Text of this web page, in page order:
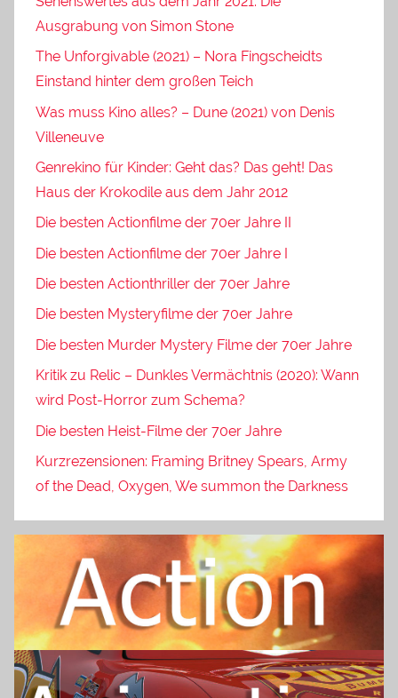
Ausgrabung von Simon Stone
The Unforgivable (2021) – Nora Fingscheidts
Einstand hinter dem großen Teich
Was muss Kino alles? – Dune (2021) von Denis
Villeneuve
Genrekino für Kinder: Geht das? Das geht! Das
Haus der Krokodile aus dem Jahr 2012
Die besten Actionfilme der 70er Jahre II
Die besten Actionfilme der 70er Jahre I
Die besten Actionthriller der 70er Jahre
Die besten Mysteryfilme der 70er Jahre
Die besten Murder Mystery Filme der 70er Jahre
Kritik zu Relic – Dunkles Vermächtnis (2020): Wann
wird Post-Horror zum Schema?
Die besten Heist-Filme der 70er Jahre
Kurzrezensionen: Framing Britney Spears, Army
of the Dead, Oxygen, We summon the Darkness